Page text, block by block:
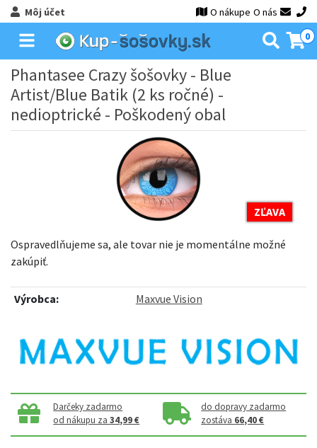
Môj účet O nákupe O nás
0
Phantasee Crazy šošovky - Blue
Artist/Blue Batik (2 ks ročné) -
nedioptrické - Poškodený obal
ZĽAVA
Ospravedlňujeme sa, ale tovar nie je momentálne možné
zakúpiť.
Výrobca: Maxvue Vision
Darčeky zadarmo
od nákupu za34,99 €
do dopravy zadarmo
zostáva 66,40 €